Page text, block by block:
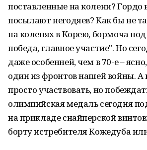
поставленные на колени? Гордо
посылают негодяев? Как бы не
на коленях в Корею, бормоча под
победа, главное участие". Но
даже особенней, чем в 70-е –
один из фронтов нашей войны. А
просто участвовать, но
олимпийская медаль сегодня
на прикладе снайперской
борту истребителя Кожедуба